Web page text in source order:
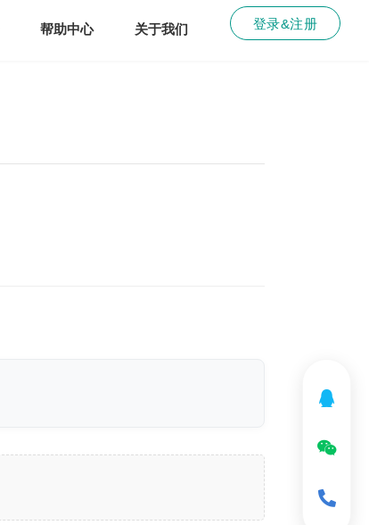
帮助中心 关于我们 登录&注册